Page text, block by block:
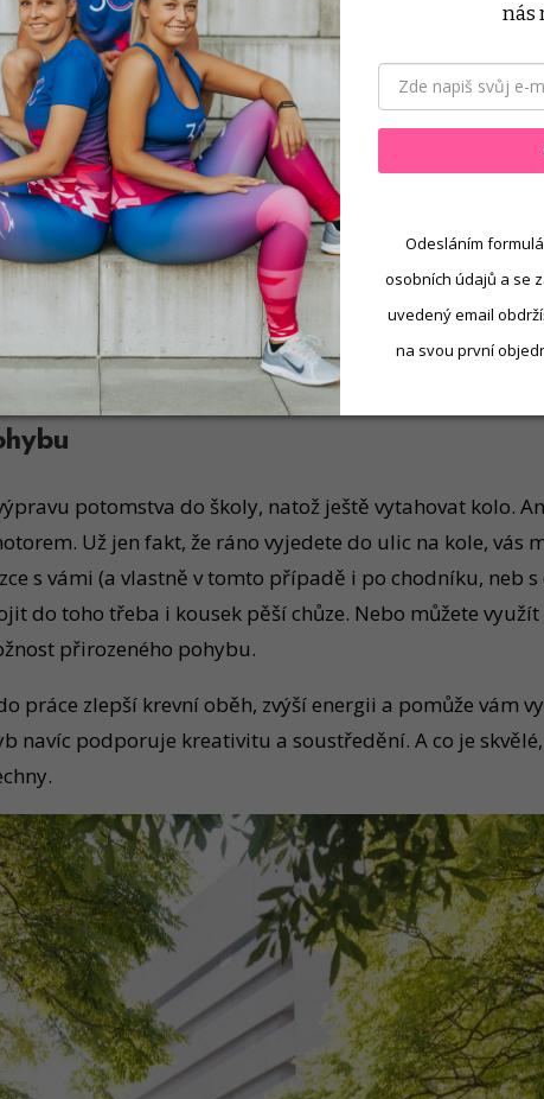
trochu vyděsí, jiní si vybaví sportovní výzvu, další
městech je v posledních letech poněkud… ztísňující.
vám vaše tělo i peněženka. Věděli jste, že
podstatné. Nemusíme se přece trefovat do data v
či „honění“ rekordů. Je to hlavně o radosti z
potomstva do školy, natož ještě vytahovat kolo.
Už jen fakt, že ráno vyjedete do ulic na kole,
s vámi (a vlastně v tomto případě i po chodníku,
do toho třeba i kousek pěší chůze. Nebo můžete
přirozeného pohybu.
práce zlepší krevní oběh, zvýší energii a pomůže vám
navíc podporuje kreativitu a soustředění. A co je
nás
Odesláním
osobních údajů a se
uvedený email
na svou první